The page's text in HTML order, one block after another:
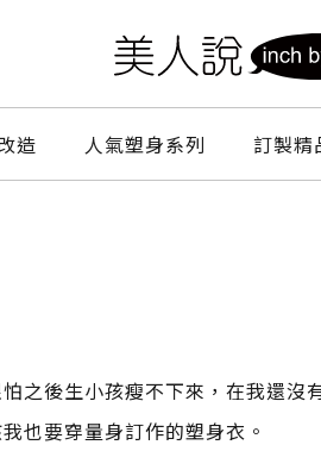
造 人氣塑身系列 訂製精
之後生小孩瘦不下來，在我還沒
也要穿量身訂作的塑身衣。